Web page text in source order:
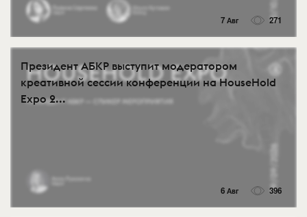
7 Авг 271
Президент АБКР выступит модератором
креативной сессии конференции на HouseHold
Expo 2...
6 Авг 396